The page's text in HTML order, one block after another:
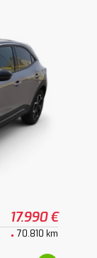
17.990 €
70.810 km